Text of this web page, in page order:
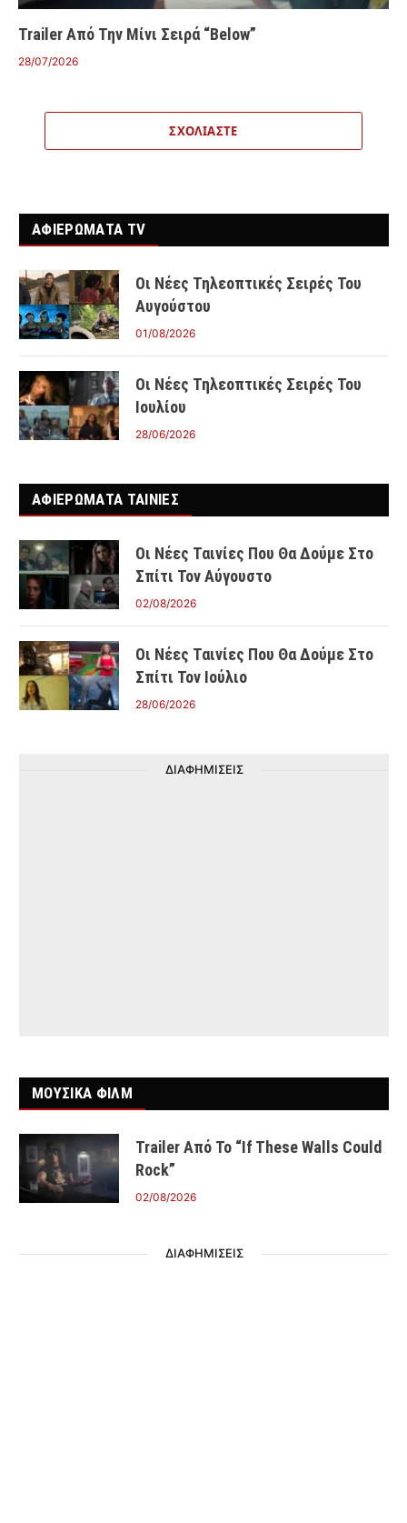
Trailer Από Την Μίνι Σειρά “Below”
28/07/2026
ΣΧΟΛΙΆΣΤΕ
ΑΦΙΕΡΩΜΑΤΑ TV
Οι Νέες Τηλεοπτικές Σειρές Του
Αυγούστου
01/08/2026
Οι Νέες Τηλεοπτικές Σειρές Του
Ιουλίου
28/06/2026
ΑΦΙΕΡΩΜΑΤΑ ΤΑΙΝΊΕΣ
Οι Νέες Ταινίες Που Θα Δούμε Στο
Σπίτι Τον Αύγουστο
02/08/2026
Οι Νέες Ταινίες Που Θα Δούμε Στο
Σπίτι Τον Ιούλιο
28/06/2026
ΔΙΑΦΗΜΙΣΕΙΣ
ΜΟΥΣΙΚΑ ΦΙΛΜ
Trailer Από Το “If These Walls Could
Rock”
02/08/2026
ΔΙΑΦΗΜΙΣΕΙΣ